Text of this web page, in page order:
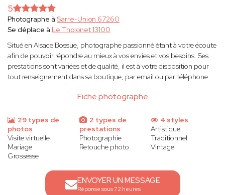
Fiche photographe
5
Photographe à Sarre-Union 67260
Se déplace à Le Tholonet 13100
Situé en Alsace Bossue, photographe passionné étant à votre écoute
afin de pouvoir répondre au mieux à vos envies et vos besoins. Ses
prestations sont variées et de qualité, il est à votre disposition pour
tout renseignement dans sa boutique, par email ou par téléphone.
29 types de
photos
Visite virtuelle
Mariage
Grossesse
2 types de
prestations
Photographie
Retouche photo
4 styles
Artistique
Traditionnel
Vintage
ENVOYER UN MESSAGE
Réponse sous 72 heures